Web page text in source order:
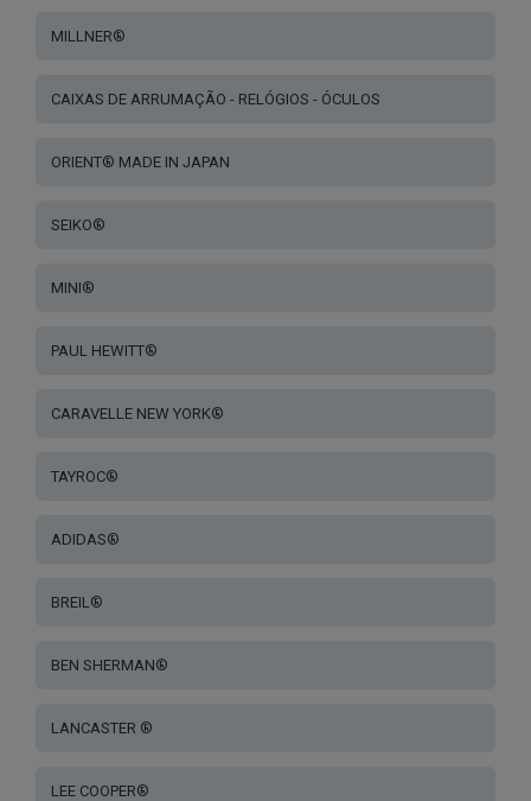
MILLNER®
CAIXAS DE ARRUMAÇÃO - RELÓGIOS - ÓCULOS
ORIENT® MADE IN JAPAN
SEIKO®
MINI®
PAUL HEWITT®
CARAVELLE NEW YORK®
TAYROC®
ADIDAS®
BREIL®
BEN SHERMAN®
LANCASTER ®
LEE COOPER®